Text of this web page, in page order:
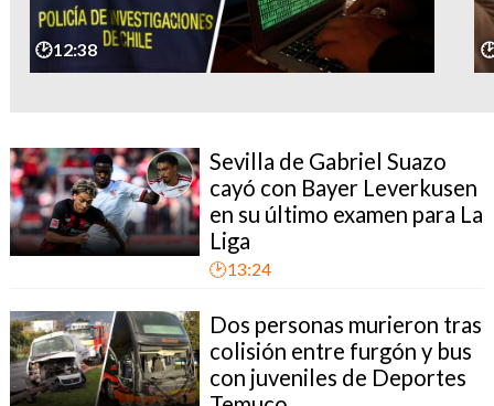
🕑12:38
Sevilla de Gabriel Suazo
cayó con Bayer Leverkusen
en su último examen para La
Liga
🕑13:24
Dos personas murieron tras
colisión entre furgón y bus
con juveniles de Deportes